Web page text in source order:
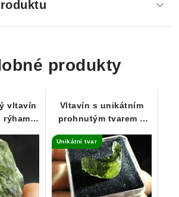
produkty
vltavín
rýhami -
Vltavín s unikátním
prohnutým tvarem a
2,18 g
Unikátní tvar